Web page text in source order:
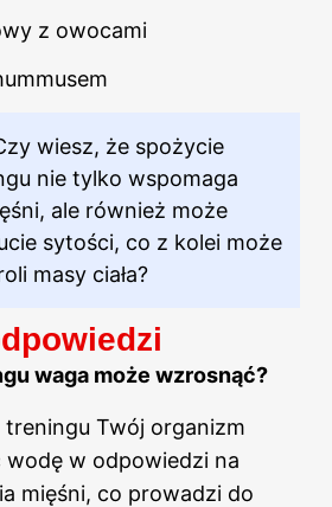
z owocami
wiesz, że spożycie
nie tylko wspomaga
ale również może
sytości, co z kolei może
masy ciała?
waga może wzrosnąć?
Twój organizm
w odpowiedzi na
mięśni, co prowadzi do